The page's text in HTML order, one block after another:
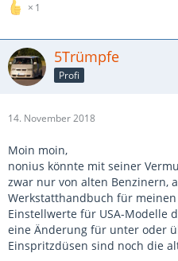
1
5Trümpfe
Profi
14. November 2018
Moin moin,
nonius könnte mit seiner
zwar nur von alten Benzinern,
Werkstatthandbuch für
Einstellwerte für USA-Modelle
eine Änderung für unter oder
Einspritzdüsen sind noch die